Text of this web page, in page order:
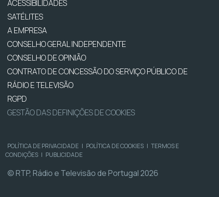
ACESSIBILIDADES
SATÉLITES
A EMPRESA
CONSELHO GERAL INDEPENDENTE
CONSELHO DE OPINIÃO
CONTRATO DE CONCESSÃO DO SERVIÇO PÚBLICO DE
RÁDIO E TELEVISÃO
RGPD
GESTÃO DAS DEFINIÇÕES DE COOKIES
POLÍTICA DE PRIVACIDADE | POLÍTICA DE COOKIES | TERMOS E
CONDIÇÕES | PUBLICIDADE
© RTP, Rádio e Televisão de Portugal 2026